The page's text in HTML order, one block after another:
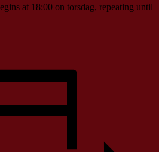
at 18:00 on torsdag, repeating until